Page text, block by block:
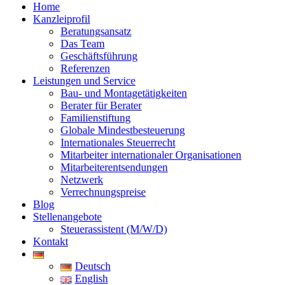
Home
Kanzleiprofil
Beratungsansatz
Das Team
Geschäftsführung
Referenzen
Leistungen und Service
Bau- und Montagetätigkeiten
Berater für Berater
Familienstiftung
Globale Mindestbesteuerung
Internationales Steuerrecht
Mitarbeiter internationaler Organisationen
Mitarbeiterentsendungen
Netzwerk
Verrechnungspreise
Blog
Stellenangebote
Steuerassistent (M/W/D)
Kontakt
Deutsch
English